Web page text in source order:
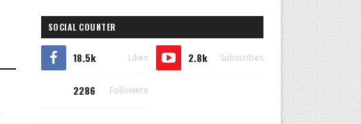
SOCIAL COUNTER
18.5k Likes 2.8k Subscribes
2286 Followers